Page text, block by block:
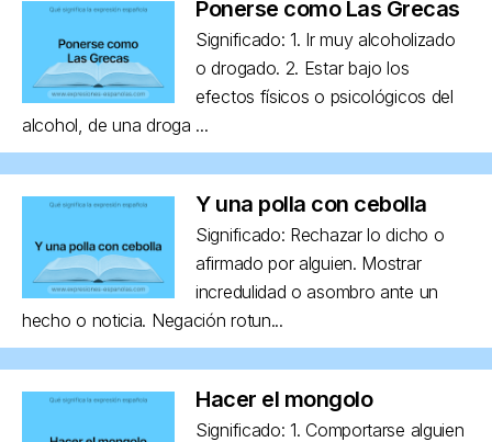
Ponerse como Las Grecas
Significado: 1. Ir muy alcoholizado
o drogado. 2. Estar bajo los
efectos físicos o psicológicos del
alcohol, de una droga ...
Y una polla con cebolla
Significado: Rechazar lo dicho o
afirmado por alguien. Mostrar
incredulidad o asombro ante un
hecho o noticia. Negación rotun...
Hacer el mongolo
Significado: 1. Comportarse alguien